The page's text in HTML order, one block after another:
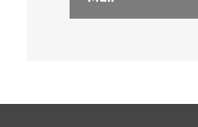
Liste des marchés conclus